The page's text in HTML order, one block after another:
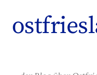
Inhalt
überspringen